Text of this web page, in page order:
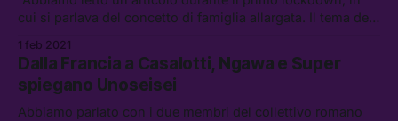
cui si parlava del concetto di famiglia allargata. Il tema dei
parola ci ha colpiti e abbiamo pensato che parlasse del
nostro mondo.”
1 feb 2021
Dalla Francia a Casalotti, Ngawa e Super
spiegano Unoseisei
Abbiamo parlato con i due membri del collettivo romano